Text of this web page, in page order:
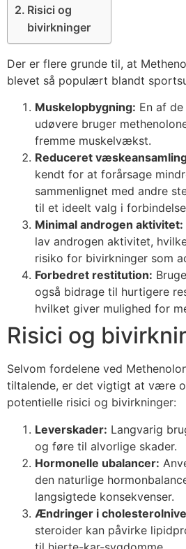
Risici og
bivirkninger
Der er flere grunde til, at
blevet så populært blandt
Muskelopbygning: En af
udøvere bruger
fremme muskelvækst.
Reduceret
kendt for at forårsage
sammenlignet med andre
til et ideelt valg i
Minimal androgen aktivitet:
lav androgen aktivitet,
risiko for bivirkninger som
Forbedret restitution:
også bidrage til hurtigere
hvilket giver mulighed for
Risici og
Selvom fordelene ved
tiltalende, er det vigtigt at være
potentielle risici og bivirkninger:
Leverskader: Langvarig
og føre til alvorlige skader.
Hormonelle ubalancer:
den naturlige
langsigtede konsekvenser.
Ændringer i
steroider kan påvirke